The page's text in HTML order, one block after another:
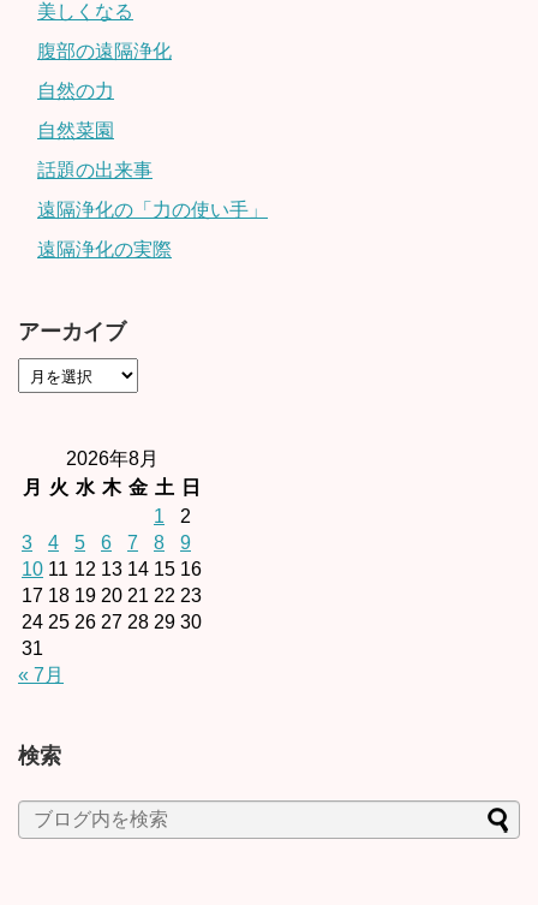
美しくなる
腹部の遠隔浄化
自然の力
自然菜園
話題の出来事
遠隔浄化の「力の使い手」
遠隔浄化の実際
アーカイブ
2026年8月
月
火 水 木 金 土
日
1
2
3
4 5 6 7 8
9
10 11 12 13 14 15 16
17 18 19 20 21 22 23
24 25 26 27 28 29 30
31
« 7月
検索